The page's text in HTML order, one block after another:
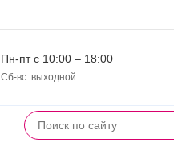
Пн-пт с 10:00 – 18:00
Сб-вс: выходной